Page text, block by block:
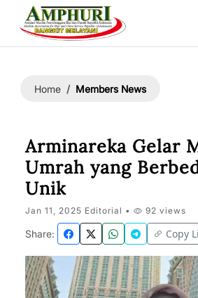
Home Members News
Arminareka Gelar
Umrah yang
Unik
Jan 11, 2025 Editorial • 92 views
Share: Copy